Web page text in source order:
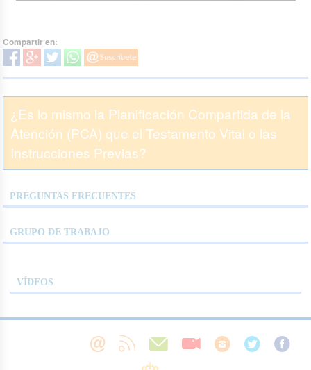
Compartir en:
¿Es lo mismo la Planificación Compartida de la
Atención (PCA) que el Testamento Vital o las
Instrucciones Previas?
PREGUNTAS FRECUENTES
GRUPO DE TRABAJO
VÍDEOS